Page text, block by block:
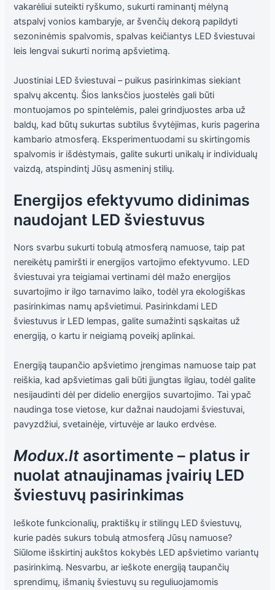
vakarėliui suteikti ryškumo, sukurti raminantį mėlyną
atspalvį vonios kambaryje, ar švenčių dekorą papildyti
sezoninėmis spalvomis, spalvas keičiantys LED šviestuvai
leis lengvai sukurti norimą apšvietimą.
Juostiniai LED šviestuvai – puikus pasirinkimas siekiant
spalvų akcentų. Šios lanksčios juostelės gali būti
montuojamos po spintelėmis, palei grindjuostes arba už
baldų, kad būtų sukurtas subtilus švytėjimas, kuris pagerina
kambario atmosferą. Eksperimentuodami su skirtingomis
spalvomis ir išdėstymais, galite sukurti unikalų ir individualų
vaizdą, atspindintį Jūsų asmeninį stilių.
Energijos efektyvumo didinimas
naudojant LED šviestuvus
Nors svarbu sukurti tobulą atmosferą namuose, taip pat
nereikėtų pamiršti ir energijos vartojimo efektyvumo. LED
šviestuvai yra teigiamai vertinami dėl mažo energijos
suvartojimo ir ilgo tarnavimo laiko, todėl yra ekologiškas
pasirinkimas namų apšvietimui. Pasirinkdami LED
šviestuvus ir LED lempas, galite sumažinti sąskaitas už
energiją, o kartu ir neigiamą poveikį aplinkai.
Energiją taupančio apšvietimo įrengimas namuose taip pat
reiškia, kad apšvietimas gali būti įjungtas ilgiau, todėl galite
nesijaudinti dėl per didelio energijos suvartojimo. Tai ypač
naudinga tose vietose, kur dažnai naudojami šviestuvai,
pavyzdžiui, svetainėje, virtuvėje ar lauko erdvėse.
Modux.lt asortimente – platus ir
nuolat atnaujinamas įvairių LED
šviestuvų pasirinkimas
Ieškote funkcionalių, praktiškų ir stilingų LED šviestuvų,
kurie padės sukurs tobulą atmosferą Jūsų namuose?
Siūlome išskirtinį aukštos kokybės LED apšvietimo variantų
pasirinkimą. Nesvarbu, ar ieškote energiją taupančių
sprendimų, išmanių šviestuvų su reguliuojamomis